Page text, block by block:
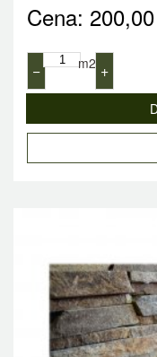
Cena: 200,00
− m2 +